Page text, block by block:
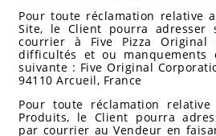
Pour toute réclamation relative
Site, le Client pourra adresser
courrier à Five Pizza
difficultés et ou manquements
suivante : Five Original
94110 Arcueil, France
Pour toute réclamation
Produits, le Client pourra
par courrier au Vendeur en